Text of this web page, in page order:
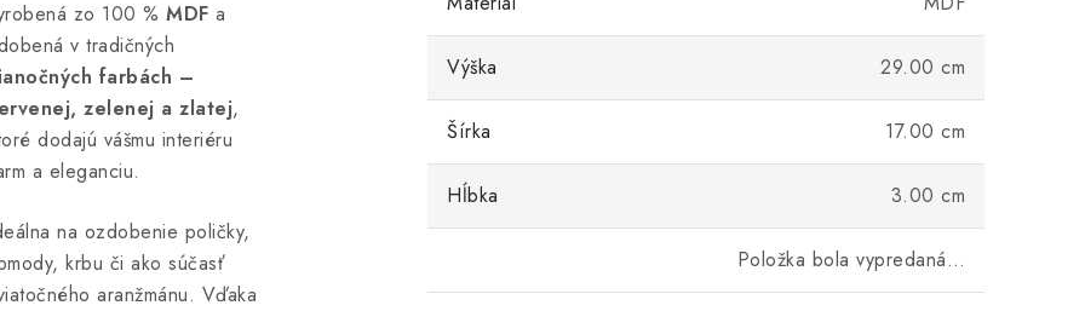
zo 100 % MDF a
v tradičných
farbách –
zelenej a zlatej,
dodajú vášmu interiéru
a eleganciu.
na ozdobenie poličky,
krbu či ako súčasť
aranžmánu. Vďaka
Výška 29.00 cm
Šírka 17.00 cm
Hĺbka 3.00 cm
Položka bola vypredaná…